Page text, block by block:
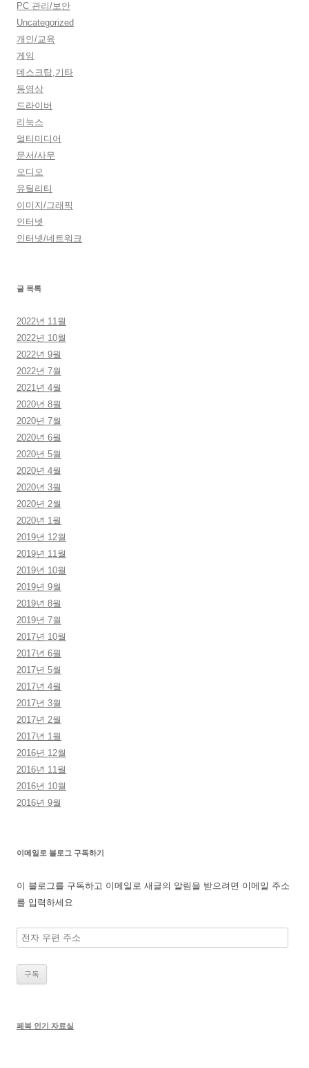
PC 관리/보안
Uncategorized
개인/교육
게임
데스크탑,기타
동영상
드라이버
리눅스
멀티미디어
문서/사무
오디오
유틸리티
이미지/그래픽
인터넷
인터넷/네트워크
글 목록
2022년 11월
2022년 10월
2022년 9월
2022년 7월
2021년 4월
2020년 8월
2020년 7월
2020년 6월
2020년 5월
2020년 4월
2020년 3월
2020년 2월
2020년 1월
2019년 12월
2019년 11월
2019년 10월
2019년 9월
2019년 8월
2019년 7월
2017년 10월
2017년 6월
2017년 5월
2017년 4월
2017년 3월
2017년 2월
2017년 1월
2016년 12월
2016년 11월
2016년 10월
2016년 9월
이메일로 블로그 구독하기
이 블로그를 구독하고 이메일로 새글의 알림을 받으려면 이메일 주소
를 입력하세요
전
우
편
페북 인기 자료실